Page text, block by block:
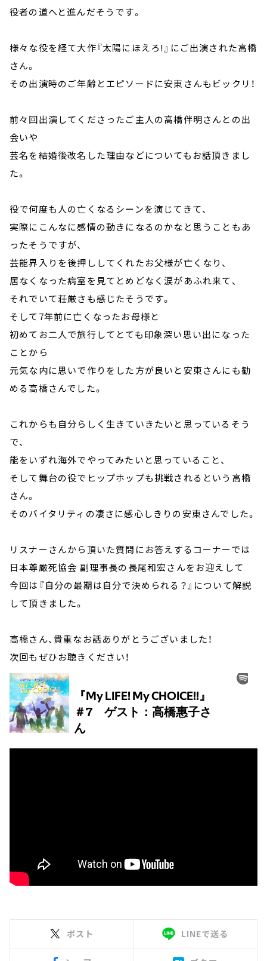
役者の道へと進んだそうです。
様々な役を経て大作『太陽にほえろ!』にご出演された高橋
さん。
その出演時のご年齢とエピソードに安東さんもビックリ！
前々回出演してくださったご主人の高橋伴明さんとの出
会いや
芸名を結婚後改名した理由などについてもお話頂きまし
た。
役で何度も人の亡くなるシーンを演じてきて、
実際にこんなに感情の動きになるのかなと思うこともあ
ったそうですが、
芸能界入りを後押ししてくれたお父様が亡くなり、
居なくなった病室を見てとめどなく涙があふれ来て、
それでいて荘厳さも感じたそうです。
そして7年前に亡くなったお母様と
初めてお二人で旅行してとても印象深い思い出になった
ことから
元気な内に思いで作りをした方が良いと安東さんにも勧
める高橋さんでした。
これからも自分らしく生きていきたいと思っているそう
で、
能をいずれ海外でやってみたいと思っていること、
そして舞台の役でヒップホップも挑戦されるという高橋
さん。
そのバイタリティの凄さに感心しきりの安東さんでした。
リスナーさんから頂いた質問にお答えするコーナーでは
日本尊厳死協会 副理事長の長尾和宏さんをお迎えして
今回は『自分の最期は自分で決められる？』について解説
して頂きました。
高橋さん、貴重なお話ありがとうございました！
次回もぜひお聴きください！
ポスト LINEで送る